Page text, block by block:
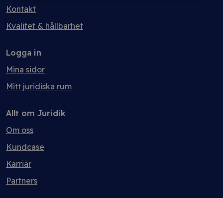
Kontakt
Kvalitet & hållbarhet
Logga in
Mina sidor
Mitt juridiska rum
Allt om Juridik
Om oss
Kundcase
Karriär
Partners